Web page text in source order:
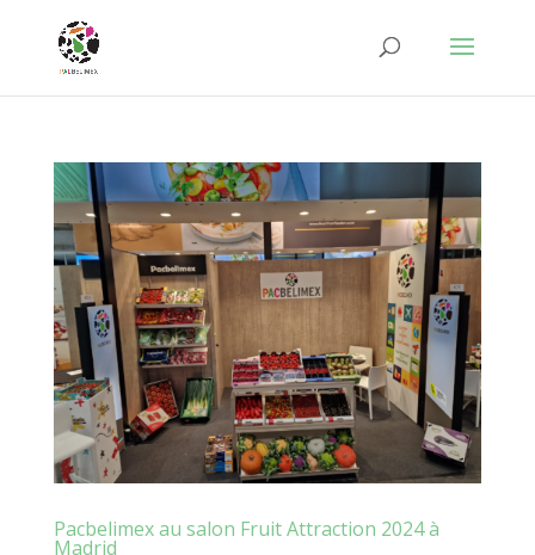
Pacbelimex au salon Fruit Attraction 2024 à
Madrid